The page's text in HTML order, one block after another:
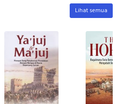
Lihat semua